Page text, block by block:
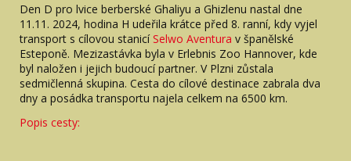
Den D pro lvice berberské Ghaliyu a Ghizlenu nastal dne
11.11. 2024, hodina H udeřila krátce před 8. ranní, kdy vyjel
transport s cílovou stanicíSelwo Aventura v španělské
Esteponě. Mezizastávka byla v Erlebnis Zoo Hannover, kde
byl naložen i jejich budoucí partner. V Plzni zůstala
sedmičlenná skupina. Cesta do cílové destinace zabrala dva
dny a posádka transportu najela celkem na 6500 km.
Popis cesty: